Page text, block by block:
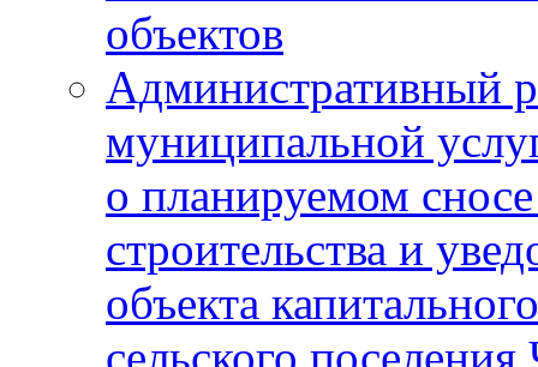
объектов
Административный
муниципальной
о планируемом
строительства и
объекта